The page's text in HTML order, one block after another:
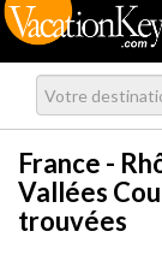
France -
Vallées
trouvées